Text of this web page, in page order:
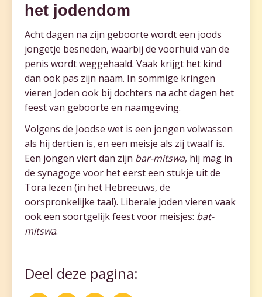
het jodendom
Acht dagen na zijn geboorte wordt een joods
jongetje besneden, waarbij de voorhuid van de
penis wordt weggehaald. Vaak krijgt het kind
dan ook pas zijn naam. In sommige kringen
vieren Joden ook bij dochters na acht dagen het
feest van geboorte en naamgeving.
Volgens de Joodse wet is een jongen volwassen
als hij dertien is, en een meisje als zij twaalf is.
Een jongen viert dan zijn bar-mitswa, hij mag in
de synagoge voor het eerst een stukje uit de
Tora lezen (in het Hebreeuws, de
oorspronkelijke taal). Liberale joden vieren vaak
ook een soortgelijk feest voor meisjes: bat-
mitswa.
Deel deze pagina: